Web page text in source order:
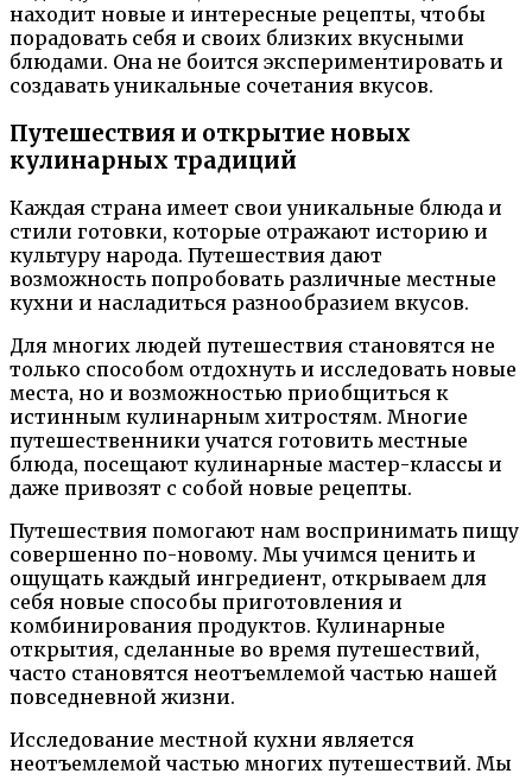
находит новые и интересные рецепты, чтобы
порадовать себя и своих близких вкусными
блюдами. Она не боится экспериментировать и
создавать уникальные сочетания вкусов.
Путешествия и открытие новых
кулинарных традиций
Каждая страна имеет свои уникальные блюда и
стили готовки, которые отражают историю и
культуру народа. Путешествия дают
возможность попробовать различные местные
кухни и насладиться разнообразием вкусов.
Для многих людей путешествия становятся не
только способом отдохнуть и исследовать новые
места, но и возможностью приобщиться к
истинным кулинарным хитростям. Многие
путешественники учатся готовить местные
блюда, посещают кулинарные мастер-классы и
даже привозят с собой новые рецепты.
Путешествия помогают нам воспринимать пищу
совершенно по-новому. Мы учимся ценить и
ощущать каждый ингредиент, открываем для
себя новые способы приготовления и
комбинирования продуктов. Кулинарные
открытия, сделанные во время путешествий,
часто становятся неотъемлемой частью нашей
повседневной жизни.
Исследование местной кухни является
неотъемлемой частью многих путешествий. Мы